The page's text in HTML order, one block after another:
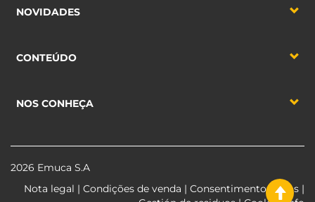
NOVIDADES
CONTEÚDO
NOS CONHEÇA
2026 Emuca S.A
Nota legal | Condições de venda | Consentimento dados |